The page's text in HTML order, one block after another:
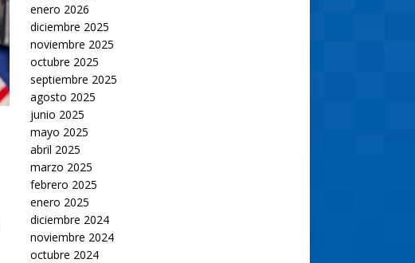
enero 2026
diciembre 2025
noviembre 2025
octubre 2025
septiembre 2025
agosto 2025
junio 2025
mayo 2025
abril 2025
marzo 2025
febrero 2025
enero 2025
diciembre 2024
noviembre 2024
octubre 2024